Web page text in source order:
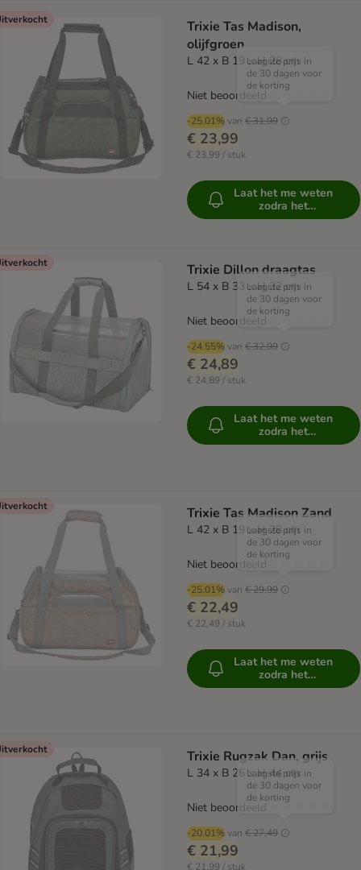
Trixie Tas Madison,
olijfgroen
L 42 x B 19 x H 28 cm
-25.01%van € 31,99
Laagste prijs in
de 30 dagen voor
de korting
€ 23,99
€ 23,99 / stuk
Niet beoordeeld
Laat het me weten
zodra het
beschikbaar is
Trixie Dillon draagtas
L 54 x B 33 x H 32 cm
-24.55%van € 32,99
Laagste prijs in
de 30 dagen voor
de korting
€ 24,89
€ 24,89 / stuk
Niet beoordeeld
Laat het me weten
zodra het
beschikbaar is
Trixie Tas Madison Zand
L 42 x B 19 x H 28 cm
-25.01%van € 29,99
Laagste prijs in
de 30 dagen voor
de korting
€ 22,49
€ 22,49 / stuk
Niet beoordeeld
Laat het me weten
zodra het
beschikbaar is
Trixie Rugzak Dan, grijs
L 34 x B 26 x H 44 cm
-20.01%van € 27,49
Laagste prijs in
de 30 dagen voor
de korting
€ 21,99
€ 21,99 / stuk
Niet beoordeeld